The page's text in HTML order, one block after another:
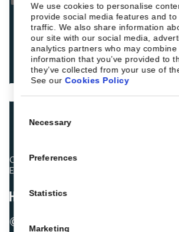
We use cookies to personalise
provide social media features and
traffic. We also share information
our site with our social media,
analytics partners who may
information that you’ve provided to
they’ve collected from your use of
See ourCookies Policy
Selection
Necessary
Preferences
Statistics
Marketing
Os colegas hoteleiros estão a classificar a
Excelente:
© 2026 ROIBACK, Inc. Todos